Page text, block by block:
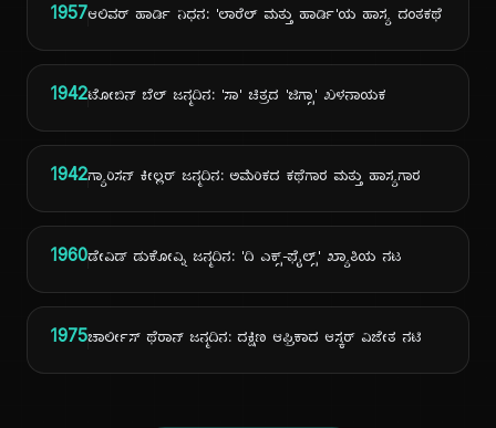
1957ಆಲಿವರ್ ಹಾರ್ಡಿ ನಿಧನ: 'ಲಾರೆಲ್ ಮತ್ತು ಹಾರ್ಡಿ'ಯ ಹಾಸ್ಯ ದಂತಕಥೆ
1942ಟೋಬಿನ್ ಬೆಲ್ ಜನ್ಮದಿನ: 'ಸಾ' ಚಿತ್ರದ 'ಜಿಗ್ಸಾ' ಖಳನಾಯಕ
1942ಗ್ಯಾರಿಸನ್ ಕೀಲ್ಲರ್ ಜನ್ಮದಿನ: ಅಮೆರಿಕದ ಕಥೆಗಾರ ಮತ್ತು ಹಾಸ್ಯಗಾರ
1960ಡೇವಿಡ್ ಡುಕೋವ್ನಿ ಜನ್ಮದಿನ: 'ದಿ ಎಕ್ಸ್-ಫೈಲ್ಸ್' ಖ್ಯಾತಿಯ ನಟ
1975ಚಾರ್ಲೀಸ್ ಥೆರಾನ್ ಜನ್ಮದಿನ: ದಕ್ಷಿಣ ಆಫ್ರಿಕಾದ ಆಸ್ಕರ್ ವಿಜೇತ ನಟಿ